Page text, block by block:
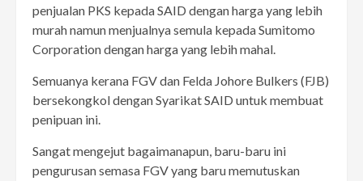
penjualan PKS kepada SAID dengan harga yang lebih
murah namun menjualnya semula kepada Sumitomo
Corporation dengan harga yang lebih mahal.
Semuanya kerana FGV dan Felda Johore Bulkers (FJB)
bersekongkol dengan Syarikat SAID untuk membuat
penipuan ini.
Sangat mengejut bagaimanapun, baru-baru ini
pengurusan semasa FGV yang baru memutuskan